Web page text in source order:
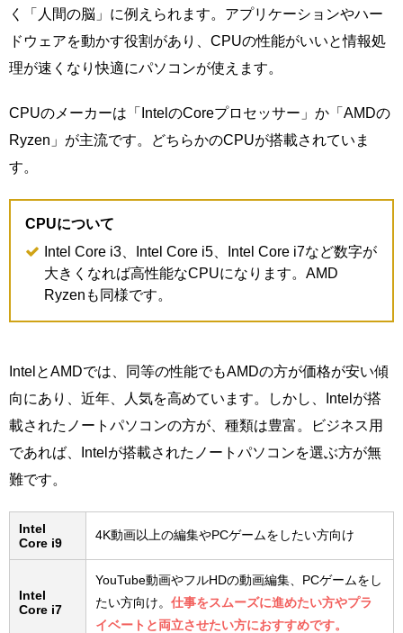
く「人間の脳」に例えられます。アプリケーションやハー
ドウェアを動かす役割があり、CPUの性能がいいと情報処
理が速くなり快適にパソコンが使えます。
CPUのメーカーは「IntelのCoreプロセッサー」か「AMDの
Ryzen」が主流です。どちらかのCPUが搭載されていま
す。
CPUについて
Intel Core i3、Intel Core i5、Intel Core i7など数字が
大きくなれば高性能なCPUになります。AMD
Ryzenも同様です。
IntelとAMDでは、同等の性能でもAMDの方が価格が安い傾
向にあり、近年、人気を高めています。しかし、Intelが搭
載されたノートパソコンの方が、種類は豊富。ビジネス用
であれば、Intelが搭載されたノートパソコンを選ぶ方が無
難です。
Intel
Core i9
4K動画以上の編集やPCゲームをしたい方向け
Intel
Core i7
YouTube動画やフルHDの動画編集、PCゲームをし
たい方向け。 仕事をスムーズに進めたい方やプラ
イベートと両立させたい方におすすめです。